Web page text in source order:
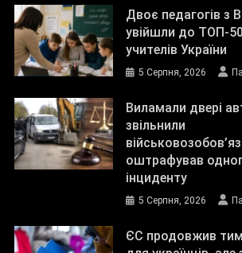
Двоє педагогів з
увійшли до ТОП-
учителів України
5 Серпня, 2026
Виламали двері
звільнили
оштрафував
інциденту
5 Серпня, 2026
ЄС продовжив